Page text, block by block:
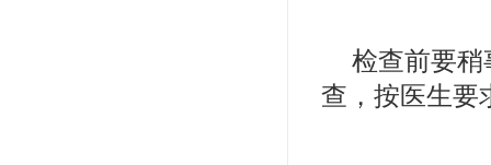
检查前要
查，按医生要